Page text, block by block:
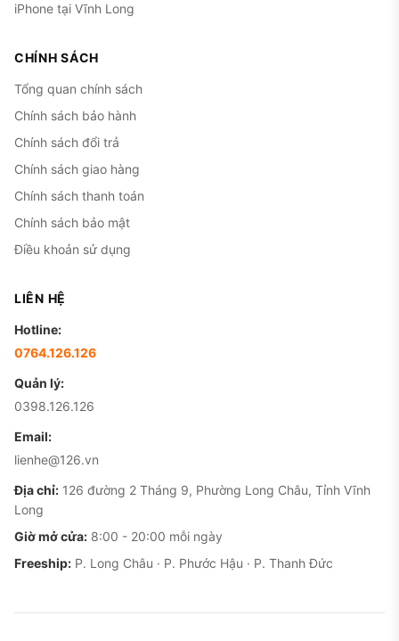
iPhone tại Vĩnh Long
CHÍNH SÁCH
Tổng quan chính sách
Chính sách bảo hành
Chính sách đổi trả
Chính sách giao hàng
Chính sách thanh toán
Chính sách bảo mật
Điều khoản sử dụng
LIÊN HỆ
Hotline:
0764.126.126
Quản lý:
0398.126.126
Email:
lienhe@126.vn
Địa chỉ: 126 đường 2 Tháng 9, Phường Long Châu, Tỉnh Vĩnh
Long
Giờ mở cửa: 8:00 - 20:00 mỗi ngày
Freeship: P. Long Châu · P. Phước Hậu · P. Thanh Đức